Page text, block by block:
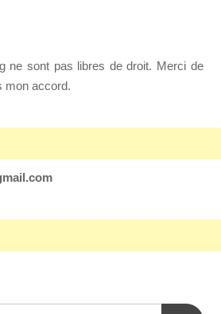
ne sont pas libres de droit. Merci de
mon accord.